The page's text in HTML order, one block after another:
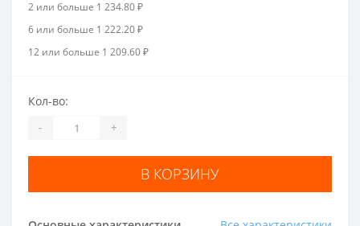
2 или больше 1 234.80 ₽
6 или больше 1 222.20 ₽
12 или больше 1 209.60 ₽
Кол-во:
- +
В КОРЗИНУ